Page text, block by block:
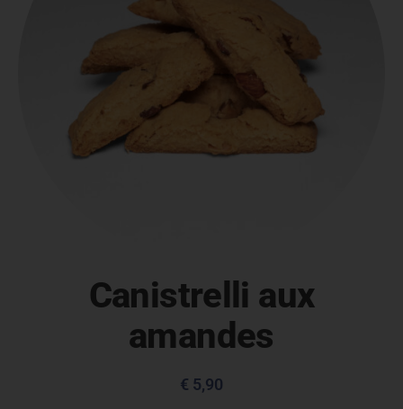
Canistrelli aux
amandes
€ 5,90